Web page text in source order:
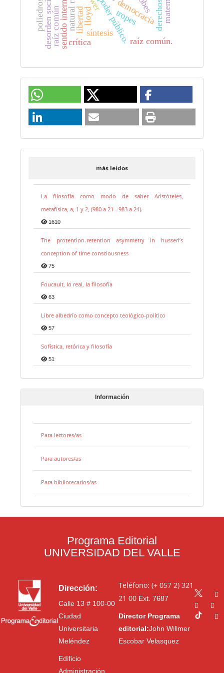
democracia
libertad poder público.raíz común.
síntesis
sentido interno
raíz común lloyd
desorden social
poliedros tropes
crítica
más leidos
La filosofía como modo de saber Aristóteles,
metafísica, a, 1 y 2, (980 a 21 - 983 a 24).
1610
The protention-retention asymmetry in husserl’s
conception of time consciousness
75
Foucault, lo real, la filosofía
63
Libre albedrío como concepto teológico-político
57
Sofística, retórica y filosofía
51
Información
Para lectores/as
Para autores/as
Para bibliotecarios/as
Programa Editorial
UNIVERSIDAD DEL VALLE
Dirección:
Calle 13 # 100-00
Ciudad
Universitaria
Meléndez
Edificio
Administración
Teléfono: (+ 057 2) 321
21 00Ext. 7687
Director Programa
editorial:John Willmer
Escobar Velasquez